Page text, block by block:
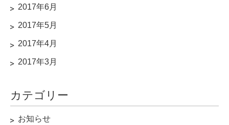
2017年6月
2017年5月
2017年4月
2017年3月
カテゴリー
お知らせ